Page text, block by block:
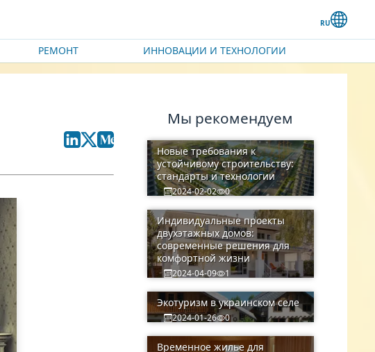
РЕМОНТ ИННОВАЦИИ И ТЕХНОЛОГИИ
Мы рекомендуем
Новые требования к
устойчивому строительству:
стандарты и технологии
2024-02-02 0
Индивидуальные проекты
двухэтажных домов:
современные решения для
комфортной жизни
2024-04-09 1
Экотуризм в украинском селе
2024-01-26 0
Временное жилье для